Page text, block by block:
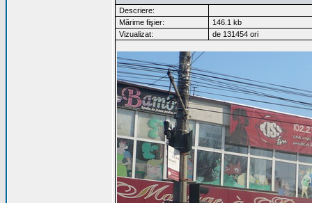
Descriere:
Mărime fişier:
146.1 kb
Vizualizat:
de 131454 ori